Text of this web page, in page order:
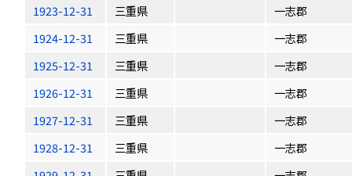
1923-12-31
三重県
一志郡
1924-12-31
三重県
一志郡
1925-12-31
三重県
一志郡
1926-12-31
三重県
一志郡
1927-12-31
三重県
一志郡
1928-12-31
三重県
一志郡